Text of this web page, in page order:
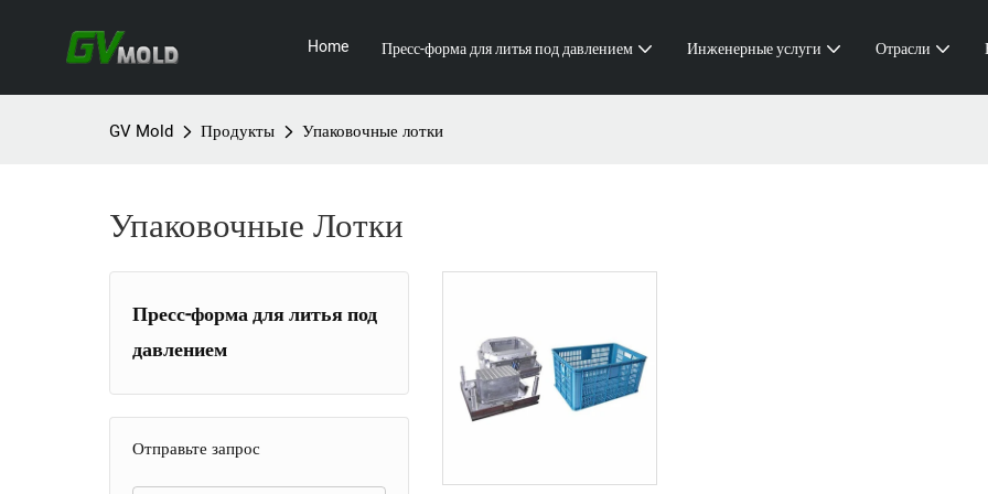
Home Пресс-форма для литья под давлением Инженерные услуги Отрасли
GV Mold Продукты Упаковочные лотки
Упаковочные Лотки
Пресс-форма для литья под
давлением
+ Пресс-форма для бытовой
ТВ-форма
Пресс-форма для бытовой
Отправьте запрос